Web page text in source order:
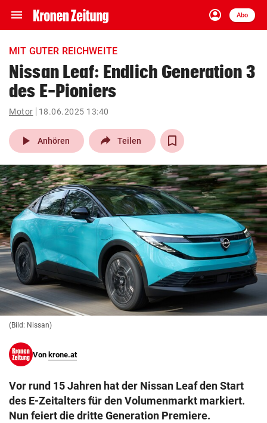
menu Navigation
ein-/ausklappen
account_circle
Anmelden
Abo
close Schließen
account_circle Anmelden
pin_drop
Wien arrow_right
bookmark
search
Suchbegriff
eingeben
© Krone Multimedia GmbH & Co KG 2026
Muthgasse 2, 1190 Wien
MIT GUTER REICHWEITE
Nissan Leaf: Endlich Generation 3
des E-Pioniers
Motor 18.06.2025 13:40
play_arrow Anhören Teilen
(Bild: Nissan)
Von krone.at
Vor rund 15 Jahren hat der Nissan Leaf den Start
des E-Zeitalters für den Volumenmarkt markiert.
Nun feiert die dritte Generation Premiere.